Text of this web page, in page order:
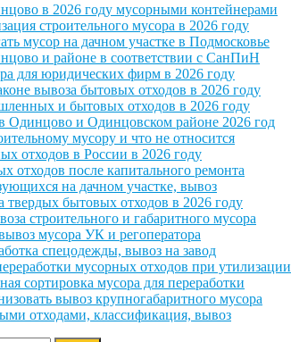
в 2026 году мусорными контейнерами
строительного мусора в 2026 году
мусор на дачном участке в Подмосковье
и районе в соответствии с СанПиН
для юридических фирм в 2026 году
вывоза бытовых отходов в 2026 году
и бытовых отходов в 2026 году
Одинцово и Одинцовском районе 2026 год
мусору и что не относится
отходов в России в 2026 году
отходов после капитального ремонта
на дачном участке, вывоз
твердых бытовых отходов в 2026 году
строительного и габаритного мусора
мусора УК и регоператора
спецодежды, вывоз на завод
мусорных отходов при утилизации
сортировка мусора для переработки
вывоз крупногабаритного мусора
отходами, классификация, вывоз